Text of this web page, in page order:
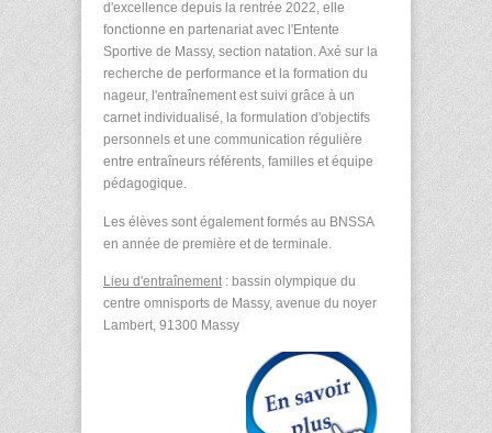
d'excellence depuis la rentrée 2022, elle
fonctionne en partenariat avec l'Entente
Sportive de Massy, section natation. Axé sur la
recherche de performance et la formation du
nageur, l'entraînement est suivi grâce à un
carnet individualisé, la formulation d'objectifs
personnels et une communication régulière
entre entraîneurs référents, familles et équipe
pédagogique.
Les élèves sont également formés au BNSSA
en année de première et de terminale.
Lieu d'entraînement: bassin olympique du
centre omnisports de Massy, avenue du noyer
Lambert, 91300 Massy